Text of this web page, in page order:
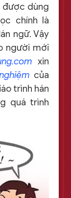
được dùng
chính là
ngữ. Vậy
người mới
xin
của
trình hán
quá trình